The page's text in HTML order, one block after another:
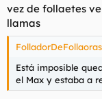
vez de follaetes
llamas
Está imposible
el Max y estaba a